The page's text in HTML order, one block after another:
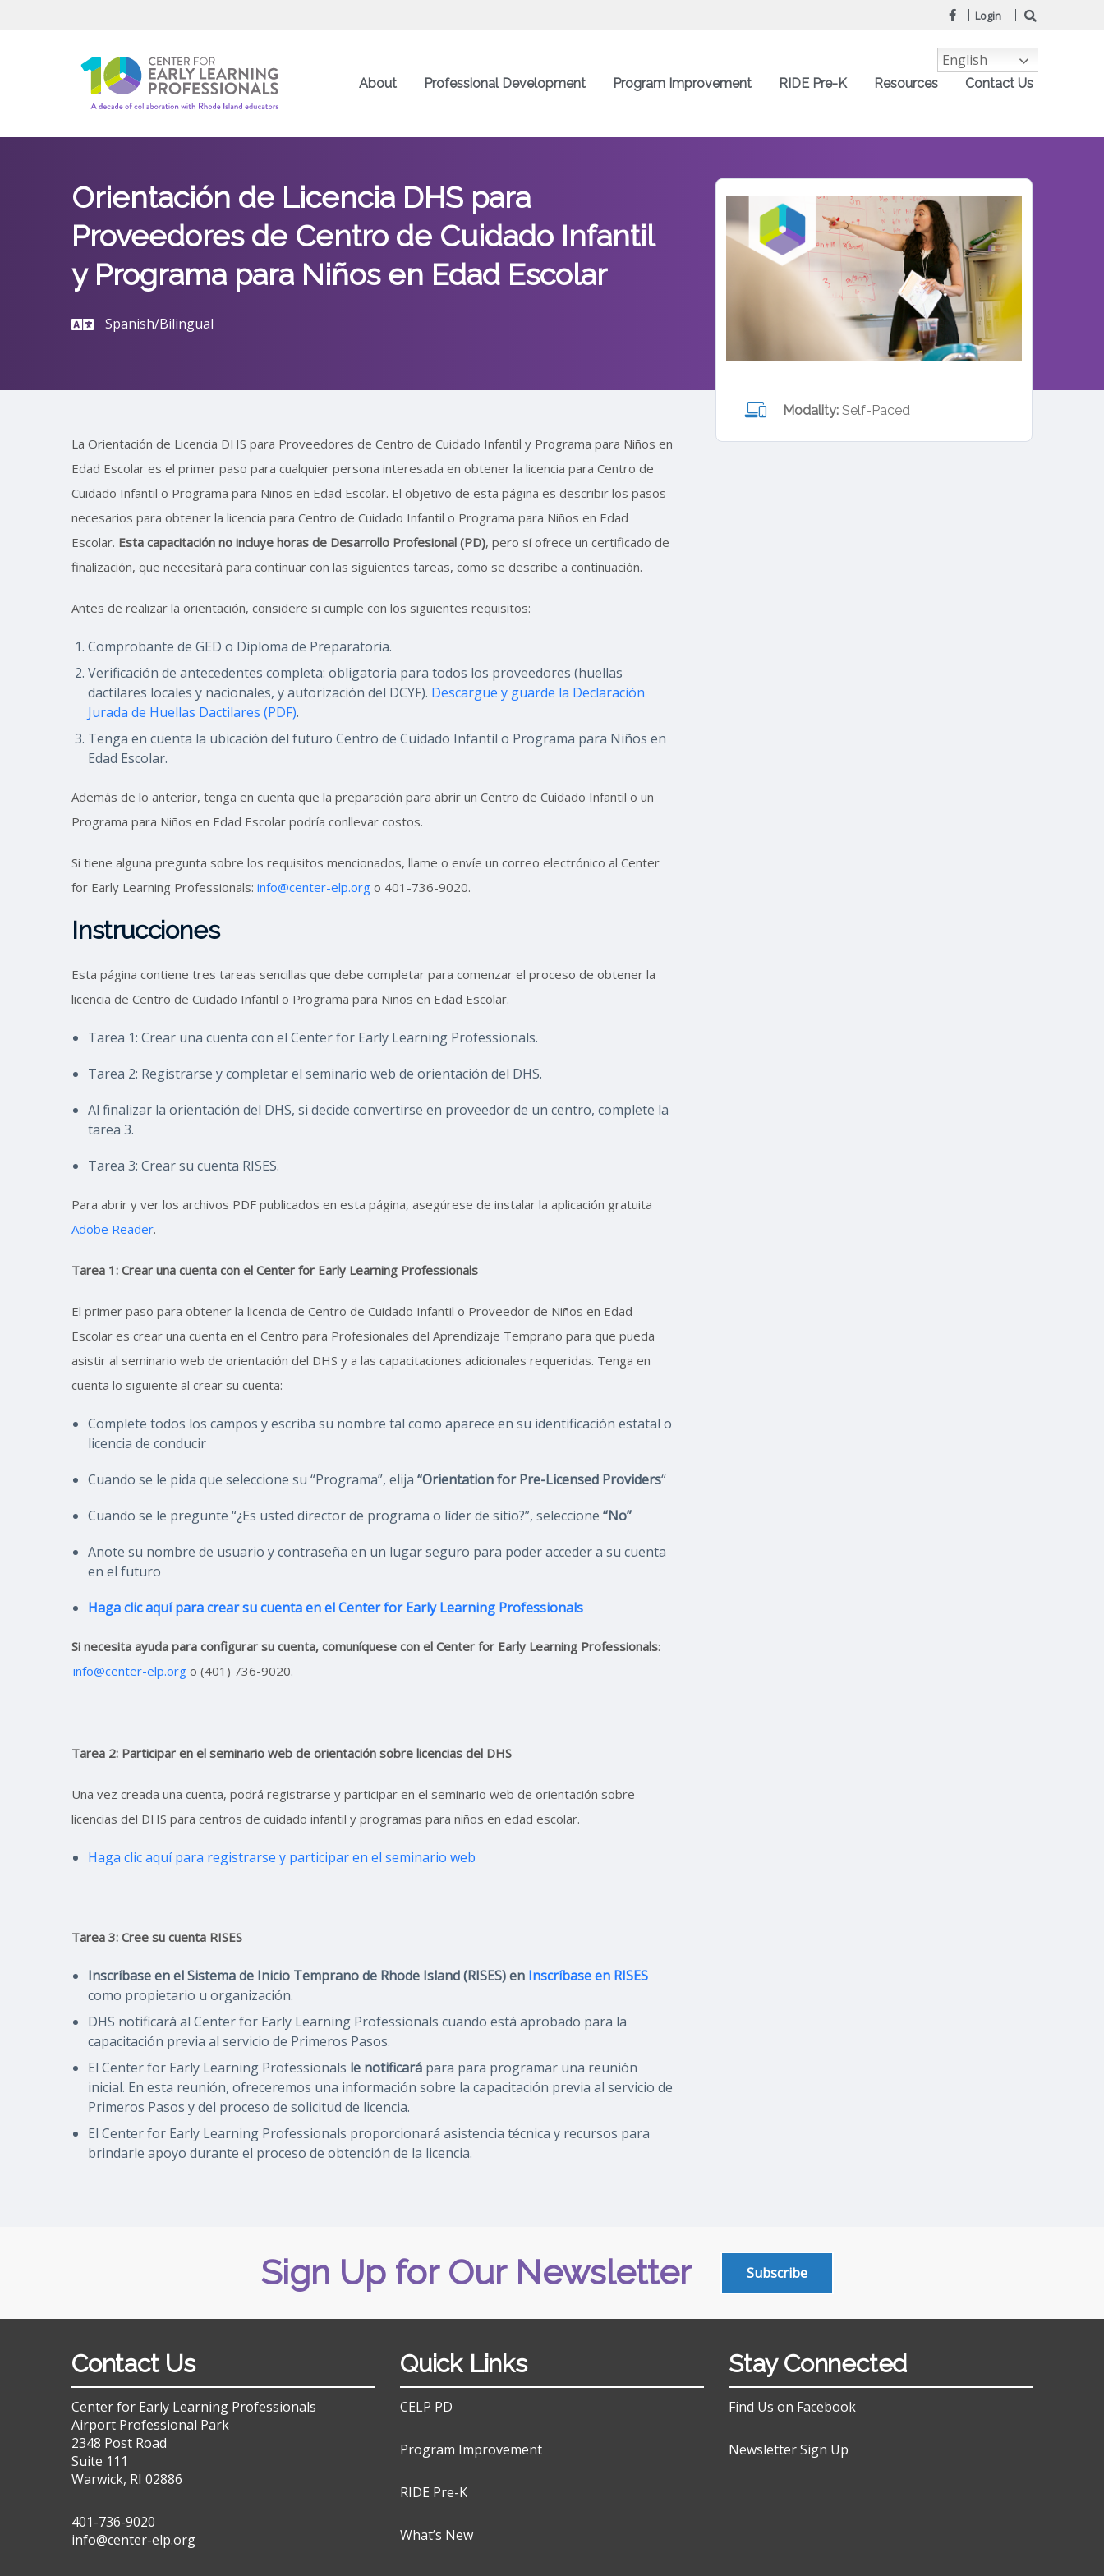
Login
About Professional Development Program Improvement RIDE Pre-K Resources Contact Us
Orientación de Licencia DHS para
Proveedores de Centro de Cuidado Infantil
y Programa para Niños en Edad Escolar
Spanish/Bilingual
La Orientación de Licencia DHS para Proveedores de Centro de Cuidado Infantil y Programa para Niños en
Edad Escolar es el primer paso para cualquier persona interesada en obtener la licencia para Centro de
Cuidado Infantil o Programa para Niños en Edad Escolar. El objetivo de esta página es describir los pasos
necesarios para obtener la licencia para Centro de Cuidado Infantil o Programa para Niños en Edad
Escolar. Esta capacitación no incluye horas de Desarrollo Profesional (PD), pero sí ofrece un certificado de
finalización, que necesitará para continuar con las siguientes tareas, como se describe a continuación.
Antes de realizar la orientación, considere si cumple con los siguientes requisitos:
Comprobante de GED o Diploma de Preparatoria.
Verificación de antecedentes completa: obligatoria para todos los proveedores (huellas
dactilares locales y nacionales, y autorización del DCYF). Descargue y guarde la Declaración
Jurada de Huellas Dactilares (PDF).
Tenga en cuenta la ubicación del futuro Centro de Cuidado Infantil o Programa para Niños en
Edad Escolar.
Además de lo anterior, tenga en cuenta que la preparación para abrir un Centro de Cuidado Infantil o un
Programa para Niños en Edad Escolar podría conllevar costos.
Si tiene alguna pregunta sobre los requisitos mencionados, llame o envíe un correo electrónico al Center
for Early Learning Professionals: info@center-elp.org o 401-736-9020.
Instrucciones
Esta página contiene tres tareas sencillas que debe completar para comenzar el proceso de obtener la
licencia de Centro de Cuidado Infantil o Programa para Niños en Edad Escolar.
Tarea 1: Crear una cuenta con el Center for Early Learning Professionals.
Tarea 2: Registrarse y completar el seminario web de orientación del DHS.
Al finalizar la orientación del DHS, si decide convertirse en proveedor de un centro, complete la
tarea 3.
Tarea 3: Crear su cuenta RISES.
Para abrir y ver los archivos PDF publicados en esta página, asegúrese de instalar la aplicación gratuita
Adobe Reader.
Tarea 1: Crear una cuenta con el Center for Early Learning Professionals
El primer paso para obtener la licencia de Centro de Cuidado Infantil o Proveedor de Niños en Edad
Escolar es crear una cuenta en el Centro para Profesionales del Aprendizaje Temprano para que pueda
asistir al seminario web de orientación del DHS y a las capacitaciones adicionales requeridas. Tenga en
cuenta lo siguiente al crear su cuenta:
Complete todos los campos y escriba su nombre tal como aparece en su identificación estatal o
licencia de conducir
Cuando se le pida que seleccione su “Programa”, elija “Orientation for Pre-Licensed Providers“
Cuando se le pregunte “¿Es usted director de programa o líder de sitio?”, seleccione “No”
Anote su nombre de usuario y contraseña en un lugar seguro para poder acceder a su cuenta
en el futuro
Haga clic aquí para crear su cuenta en el Center for Early Learning Professionals
Si necesita ayuda para configurar su cuenta, comuníquese con el Center for Early Learning Professionals:
info@center-elp.org o (401) 736-9020.
Tarea 2: Participar en el seminario web de orientación sobre licencias del DHS
Una vez creada una cuenta, podrá registrarse y participar en el seminario web de orientación sobre
licencias del DHS para centros de cuidado infantil y programas para niños en edad escolar.
Haga clic aquí para registrarse y participar en el seminario web
Tarea 3: Cree su cuenta RISES
Inscríbase en el Sistema de Inicio Temprano de Rhode Island (RISES) en Inscríbase en RISES
como propietario u organización.
DHS notificará al Center for Early Learning Professionals cuando está aprobado para la
capacitación previa al servicio de Primeros Pasos.
El Center for Early Learning Professionals le notificará para para programar una reunión
inicial. En esta reunión, ofreceremos una información sobre la capacitación previa al servicio de
Primeros Pasos y del proceso de solicitud de licencia.
El Center for Early Learning Professionals proporcionará asistencia técnica y recursos para
brindarle apoyo durante el proceso de obtención de la licencia.
Modality:Self-Paced
Sign Up for Our Newsletter Subscribe
Contact Us
Center for Early Learning Professionals
Airport Professional Park
2348 Post Road
Suite 111
Warwick, RI 02886
401-736-9020
info@center-elp.org
Quick Links
CELP PD
Program Improvement
RIDE Pre-K
What’s New
Stay Connected
Find Us on Facebook
Newsletter Sign Up
English